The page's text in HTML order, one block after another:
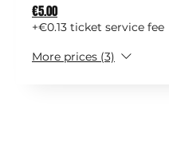
€5.00
+€0.13 ticket service fee
More prices (3)